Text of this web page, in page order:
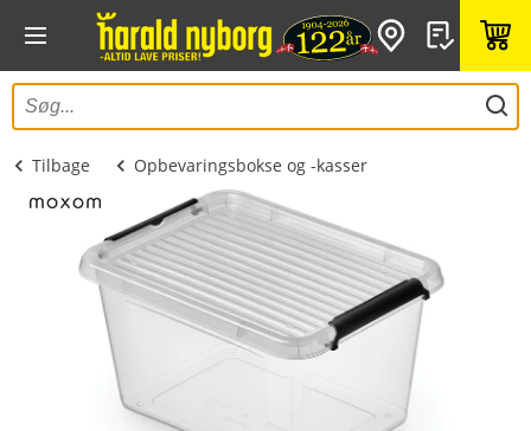
Tilbage Opbevaringsbokse og -kasser